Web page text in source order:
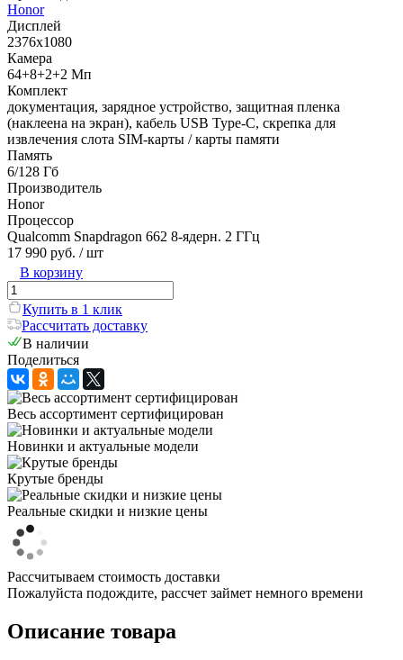
Honor
Дисплей
2376x1080
Камера
64+8+2+2 Мп
Комплект
документация, зарядное устройство, защитная пленка
(наклеена на экран), кабель USB Type-C, скрепка для
извлечения слота SIM-карты / карты памяти
Память
6/128 Гб
Производитель
Honor
Процессор
Qualcomm Snapdragon 662 8-ядерн. 2 ГГц
17 990 руб. / шт
В корзину
Купить в 1 клик
Рассчитать доставку
В наличии
Поделиться
Весь ассортимент сертифицирован
Новинки и актуальные модели
Крутые бренды
Реальные скидки и низкие цены
Рассчитываем стоимость доставки
Пожалуйста подождите, рассчет займет немного времени
Описание товара